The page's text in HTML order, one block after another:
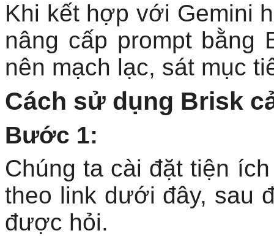
Khi kết hợp với Gemini
nâng cấp prompt bằng
nên mạch lạc, sát mục
Cách sử dụng Brisk
Bước 1:
Chúng ta cài đặt tiện
theo link dưới đây, sau
được hỏi.